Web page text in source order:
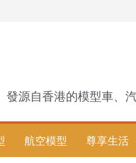
發源自香港的模型車、
航空模型 尊享生活